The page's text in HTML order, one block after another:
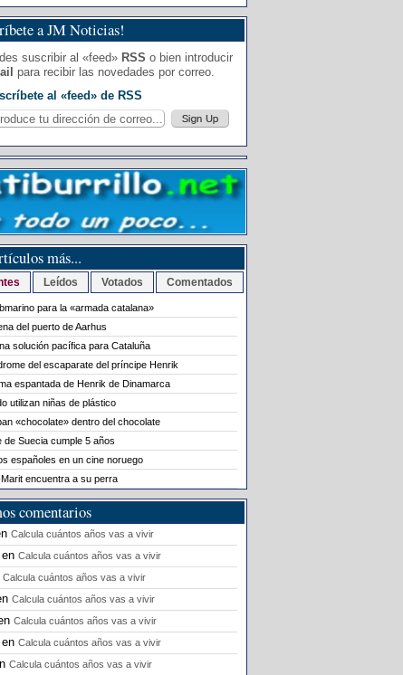
a JM Noticias!
suscribir al «feed» RSS o bien introducir
para recibir las novedades por correo.
al «feed» de RSS
más...
Leídos Votados Comentados
para la «armada catalana»
del puerto de Aarhus
solución pacífica para Cataluña
del escaparate del príncipe Henrik
espantada de Henrik de Dinamarca
utilizan niñas de plástico
«chocolate» dentro del chocolate
de Suecia cumple 5 años
españoles en un cine noruego
encuentra a su perra
comentarios
Calcula cuántos años vas a vivir
Calcula cuántos años vas a vivir
Calcula cuántos años vas a vivir
Calcula cuántos años vas a vivir
Calcula cuántos años vas a vivir
en Calcula cuántos años vas a vivir
Calcula cuántos años vas a vivir